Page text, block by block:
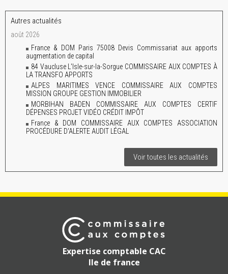
Autres actualités
août 2026
France & DOM Paris 75008 Devis Commissariat aux apports
augmentation de capital
84 Vaucluse L'Isle-sur-la-Sorgue COMMISSAIRE AUX COMPTES À
LA TRANSFO APPORTS
ALPES MARITIMES VENCE COMMISSAIRE AUX COMPTES
MISSION GROUPE GESTION IMMOBILIER
MORBIHAN BADEN COMMISSAIRE AUX COMPTES CERTIF
DÉPENSES PROJET VIDÉO CRÉDIT IMPÔT
France & DOM COMMISSAIRE AUX COMPTES ASSOCIATION
PROCÉDURE D'ALERTE AUDIT LÉGAL
Voir toutes les actualités
Expertise comptable CAC
Ile de france